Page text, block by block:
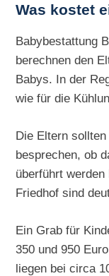
Was kostet
Babybestattung
berechnen den
Babys. In der
wie für die
Die Eltern
besprechen, ob
überführt
Friedhof sind
Ein Grab für
350 und 950
liegen bei circa